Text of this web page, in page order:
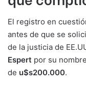
El registro en
antes de que se
de la justicia de
Espert por su
de u$s200.000.